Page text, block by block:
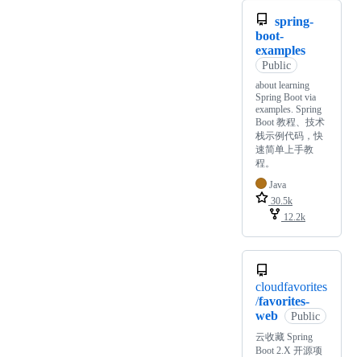
spring-
boot-
examples
Public
about learning
Spring Boot via
examples. Spring
Boot 教程、技术
栈示例代码，快
速简单上手教
程。
Java
30.5k
12.2k
cloudfavorites
/favorites-
web
Public
云收藏 Spring
Boot 2.X 开源项